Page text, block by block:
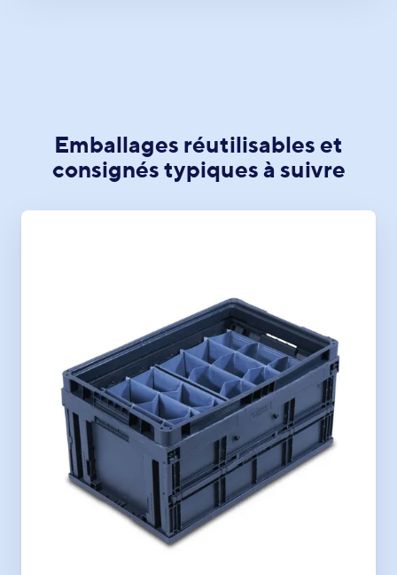
Emballages réutilisables et
consignés typiques à suivre